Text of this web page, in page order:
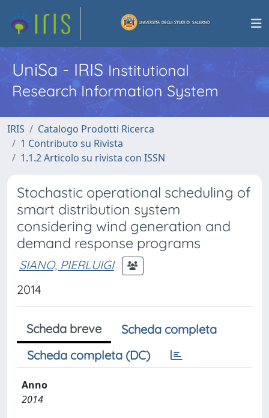
UniSa - IRISInstitutional
Research Information System
IRIS
Catalogo Prodotti Ricerca
1 Contributo su Rivista
1.1.2 Articolo su rivista con ISSN
Stochastic operational scheduling of
smart distribution system
considering wind generation and
demand response programs
SIANO, PIERLUIGI
2014
Scheda breve
Scheda completa
Scheda completa (DC)
Anno
2014